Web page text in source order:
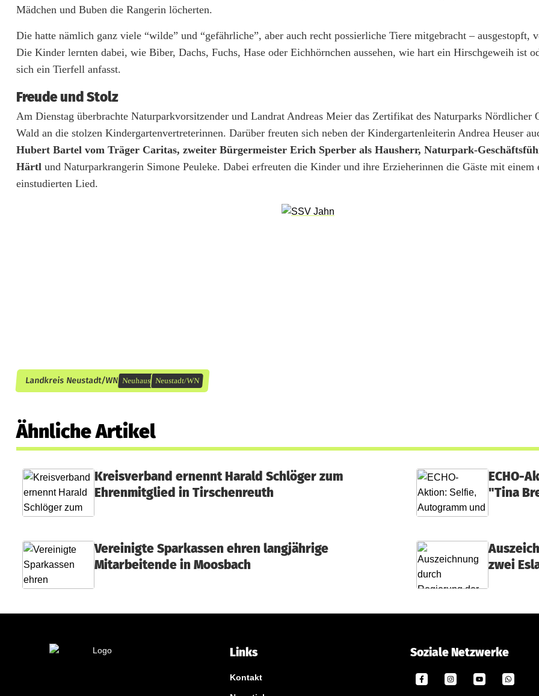
e
b
e
n
B
i
b
e
r
F
u
c
h
s
u
n
H
Mädchen und Buben die Rangerin löcherten.
Die hatte nämlich ganz viele “wilde” und “gefährliche”, aber auch recht possierliche Tiere mitgebracht – ausgestopft,
Die Kinder lernten dabei, wie Biber, Dachs, Fuchs, Hase oder Eichhörnchen aussehen, wie hart ein Hirschgeweih ist
sich ein Tierfell anfasst.
Freude und Stolz
Am Dienstag überbrachte Naturparkvorsitzender und Landrat Andreas Meier das Zertifikat des Naturparks Nördlicher
Wald an die stolzen Kindergartenvertreterinnen. Darüber freuten sich neben der Kindergartenleiterin Andrea Heuser
Hubert Bartel vom Träger Caritas, zweiter Bürgermeister Erich Sperber als Hausherr, Naturpark-
Härtl und Naturparkrangerin Simone Peuleke. Dabei erfreuten die Kinder und ihre Erzieherinnen die Gäste mit einem
einstudierten Lied.
Landkreis Neustadt/WN Neuhaus Neustadt/WN
Ähnliche Artikel
Kreisverband ernennt Harald Schlöger zum
Ehrenmitglied in Tirschenreuth
ECHO-
"Tina
Vereinigte Sparkassen ehren langjährige
Mitarbeitende in Moosbach
zwei
Links
Kontakt
Soziale Netzwerke